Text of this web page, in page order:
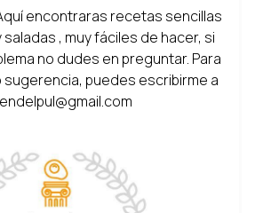
encontraras recetas sencillas
, muy fáciles de hacer, si
no dudes en preguntar. Para
sugerencia, puedes escribirme a